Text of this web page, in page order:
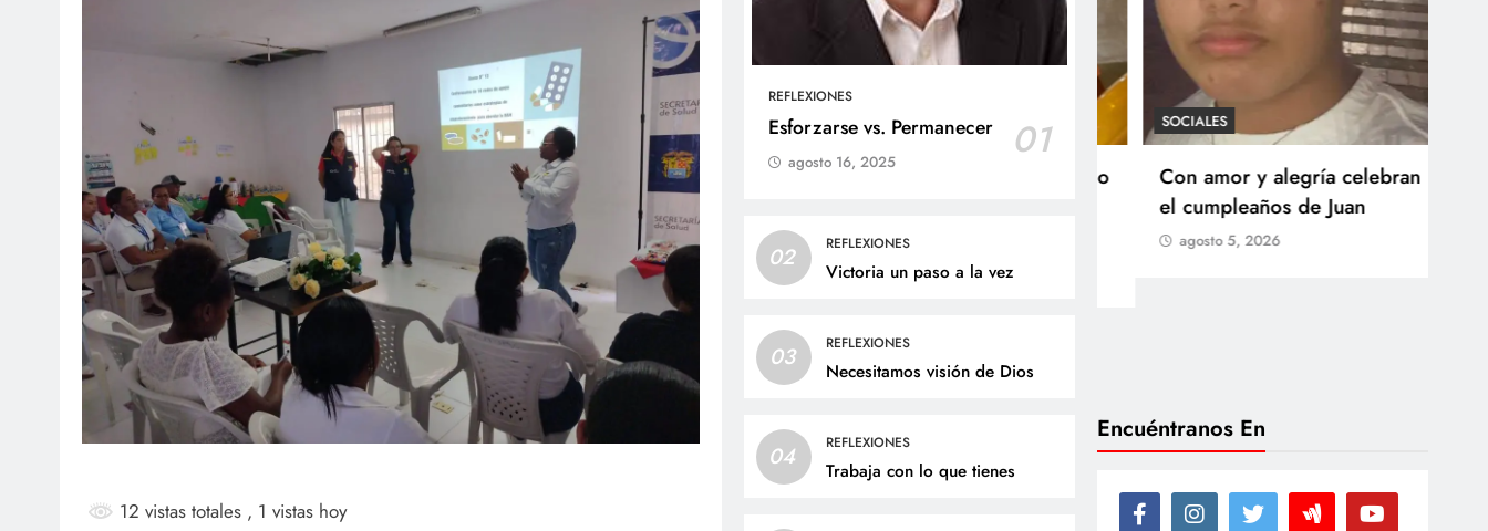
REFLEXIONES
Esforzarse vs. Permanecer 01
agosto 16, 2025
02 REFLEXIONES
Victoria un paso a la vez
03 REFLEXIONES
Necesitamos visión de Dios
04 REFLEXIONES
Trabaja con lo que tienes
12 vistas totales , 1 vistas hoy
SOCIALES
¡Feliz cumpleaños para doña
Marta Luz López!
agosto 5, 2026
SOCIALES
Jaime Andrés Bejarano Castillo
bautismo este domingo
agosto 5, 2026
SOCIALES
Con amor y alegría celebran
el cumpleaños de Juan
agosto 5, 2026
Encuéntranos En